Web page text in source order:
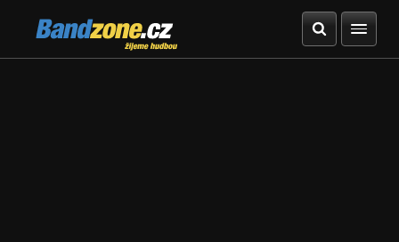
Bandzone.cz
žijeme hudbou